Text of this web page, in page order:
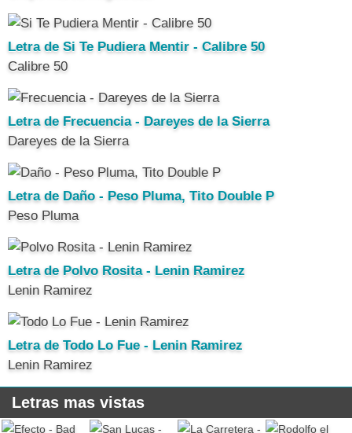
Letra de Si Te Pudiera Mentir - Calibre 50
Calibre 50
Letra de Frecuencia - Dareyes de la Sierra
Dareyes de la Sierra
Letra de Daño - Peso Pluma, Tito Double P
Peso Pluma
Letra de Polvo Rosita - Lenin Ramirez
Lenin Ramirez
Letra de Todo Lo Fue - Lenin Ramirez
Lenin Ramirez
Letras mas vistas